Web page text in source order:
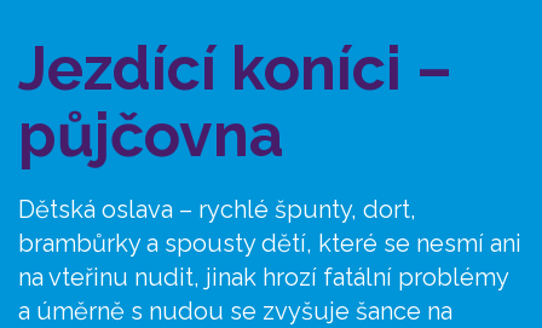
Jezdící koníci –
půjčovna
Dětská oslava – rychlé špunty, dort,
brambůrky a spousty dětí, které se nesmí ani
na vteřinu nudit, jinak hrozí fatální problémy
a úměrně s nudou se zvyšuje šance na